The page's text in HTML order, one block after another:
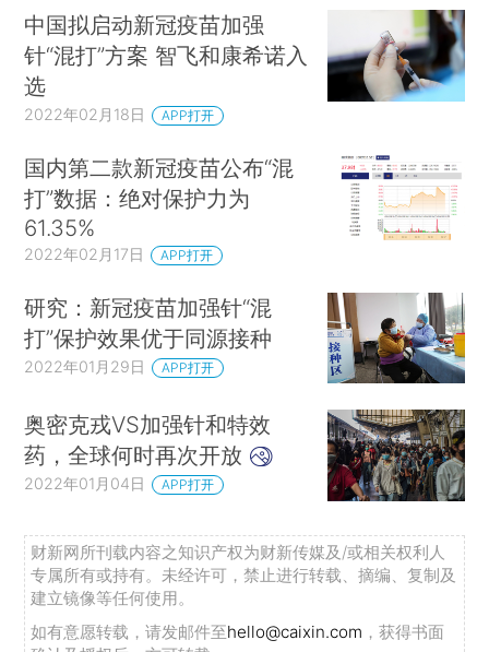
中国拟启动新冠疫苗加强
针“混打”方案 智飞和康希诺入
选
2022年02月18日 APP打开
国内第二款新冠疫苗公布“混
打”数据：绝对保护力为
61.35%
2022年02月17日 APP打开
研究：新冠疫苗加强针“混
打”保护效果优于同源接种
2022年01月29日 APP打开
奥密克戎VS加强针和特效
药，全球何时再次开放
2022年01月04日 APP打开
财新网所刊载内容之知识产权为财新传媒及/或相关权利人
专属所有或持有。未经许可，禁止进行转载、摘编、复制及
建立镜像等任何使用。
如有意愿转载，请发邮件至hello@caixin.com ，获得书面